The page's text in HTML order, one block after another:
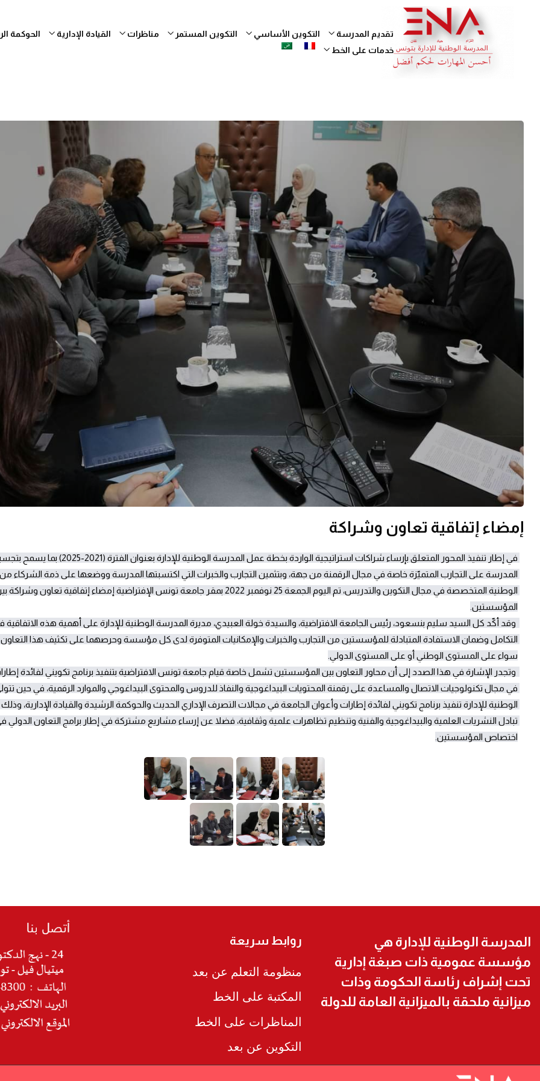
تقديم المدرسة التكوين الأساسي التكوين المستمر مناظرات القيادة الإدارية الحوكمة
خدمات على الخط
إمضاء إتفاقية تعاون وشراكة
اختصاص المؤسستين.
المدرسة الوطنية للإدارة هي
مؤسسة عمومية ذات صبغة إدارية
تحت إشراف رئاسة الحكومة وذات
ميزانية ملحقة بالميزانية العامة للدولة
روابط سريعة
منظومة التعلم عن بعد
المكتبة على الخط
المناظرات على الخط
التكوين عن بعد